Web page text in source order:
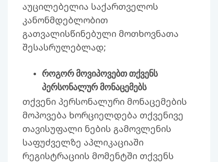
აუცილებელია საქართველოს
კანონმდებლობით
გათვალისწინებული მოთხოვნათა
შესასრულებლად;
როგორ მოვიპოვებთ თქვენს
პერსონალურ მონაცემებს
თქვენი პერსონალური მონაცემების
მოპოვება ხორციელდება თქვენივე
თავისუფალი ნების გამოვლენის
საფუძველზე აპლიკაციაში
რეგისტრაციის მომენტში თქვენს